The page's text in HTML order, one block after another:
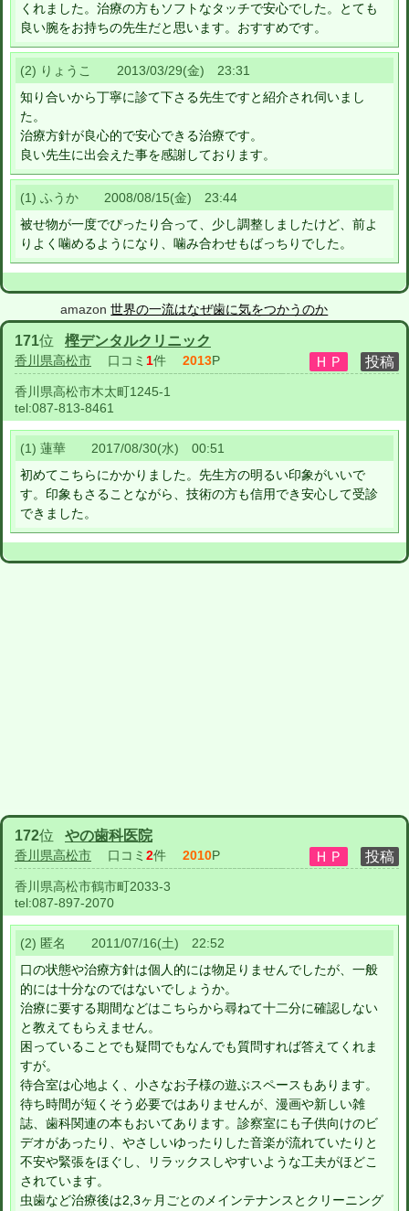
くれました。治療の方もソフトなタッチで安心でした。とても
良い腕をお持ちの先生だと思います。おすすめです。
(2) りょうこ 2013/03/29(金) 23:31
知り合いから丁寧に診て下さる先生ですと紹介され伺いまし
た。
治療方針が良心的で安心できる治療です。
良い先生に出会えた事を感謝しております。
(1) ふうか 2008/08/15(金) 23:44
被せ物が一度でぴったり合って、少し調整しましたけど、前よ
りよく噛めるようになり、噛み合わせもばっちりでした。
amazon世界の一流はなぜ歯に気をつかうのか
171位 樫デンタルクリニック
香川県高松市 口コミ 1件 2013P
香川県高松市木太町1245-1
tel:087-813-8461
(1) 蓮華 2017/08/30(水) 00:51
初めてこちらにかかりました。先生方の明るい印象がいいで
す。印象もさることながら、技術の方も信用でき安心して受診
できました。
172位 やの歯科医院
香川県高松市 口コミ 2件 2010P
香川県高松市鶴市町2033-3
tel:087-897-2070
(2) 匿名 2011/07/16(土) 22:52
口の状態や治療方針は個人的には物足りませんでしたが、一般
的には十分なのではないでしょうか。
治療に要する期間などはこちらから尋ねて十二分に確認しない
と教えてもらえません。
困っていることでも疑問でもなんでも質問すれば答えてくれま
すが。
待合室は心地よく、小さなお子様の遊ぶスペースもあります。
待ち時間が短くそう必要ではありませんが、漫画や新しい雑
誌、歯科関連の本もおいてあります。診察室にも子供向けのビ
デオがあったり、やさしいゆったりした音楽が流れていたりと
不安や緊張をほぐし、リラックスしやすいような工夫がほどこ
されています。
虫歯など治療後は2,3ヶ月ごとのメインテナンスとクリーニング